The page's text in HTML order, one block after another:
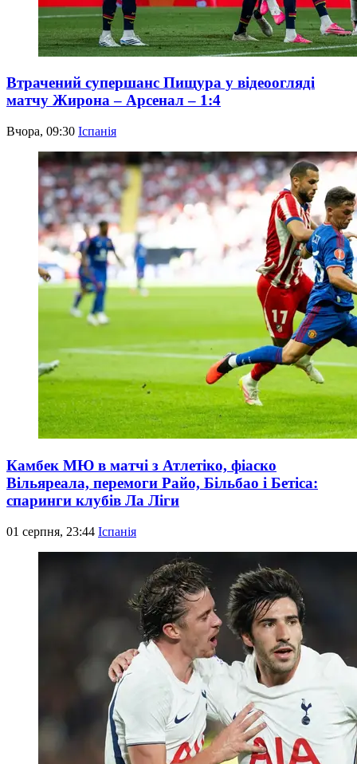
Втрачений супершанс Пищура у відеоогляді
матчу Жирона – Арсенал – 1:4
Вчора, 09:30 Іспанія
Камбек МЮ в матчі з Атлетіко, фіаско
Вільяреала, перемоги Райо, Більбао і Бетіса:
спаринги клубів Ла Ліги
01 серпня, 23:44 Іспанія